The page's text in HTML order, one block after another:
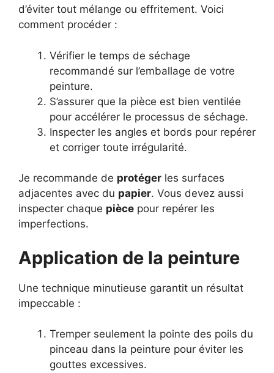
d’éviter tout mélange ou effritement. Voici
comment procéder :
Vérifier le temps de séchage
recommandé sur l’emballage de votre
peinture.
S’assurer que la pièce est bien ventilée
pour accélérer le processus de séchage.
Inspecter les angles et bords pour repérer
et corriger toute irrégularité.
Je recommande de protéger les surfaces
adjacentes avec du papier. Vous devez aussi
inspecter chaque pièce pour repérer les
imperfections.
Application de la peinture
Une technique minutieuse garantit un résultat
impeccable :
Tremper seulement la pointe des poils du
pinceau dans la peinture pour éviter les
gouttes excessives.